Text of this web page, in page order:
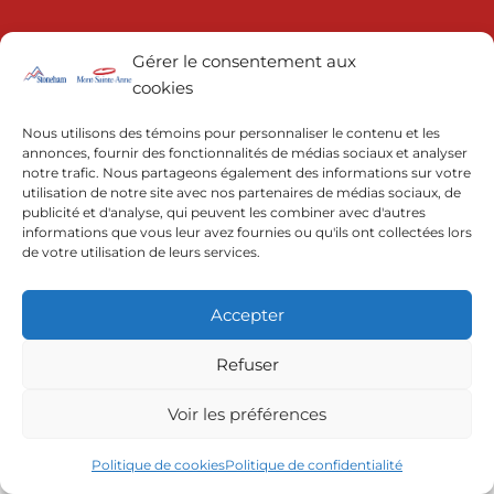
Gérer le consentement aux
cookies
Nous utilisons des témoins pour personnaliser le contenu et les
annonces, fournir des fonctionnalités de médias sociaux et analyser
notre trafic. Nous partageons également des informations sur votre
utilisation de notre site avec nos partenaires de médias sociaux, de
publicité et d'analyse, qui peuvent les combiner avec d'autres
informations que vous leur avez fournies ou qu'ils ont collectées lors
de votre utilisation de leurs services.
Accepter
Refuser
Voir les préférences
Politique de cookiesPolitique de confidentialité
© 2022 | Resorts of the Canadian Rockies